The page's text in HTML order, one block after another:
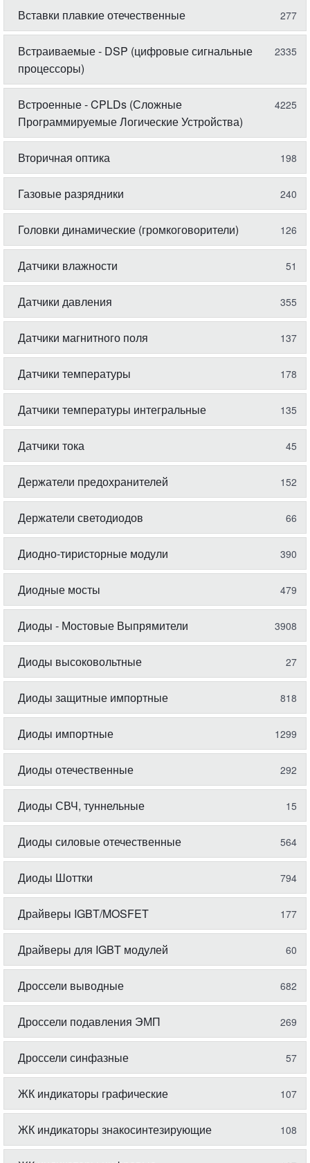
Вставки плавкие отечественные 277
Встраиваемые - DSP (цифровые сигнальные
процессоры)
2335
Встроенные - CPLDs (Сложные
Программируемые Логические Устройства)
4225
Вторичная оптика 198
Газовые разрядники 240
Головки динамические (громкоговорители) 126
Датчики влажности 51
Датчики давления 355
Датчики магнитного поля 137
Датчики температуры 178
Датчики температуры интегральные 135
Датчики тока 45
Держатели предохранителей 152
Держатели светодиодов 66
Диодно-тиристорные модули 390
Диодные мосты 479
Диоды - Мостовые Выпрямители 3908
Диоды высоковольтные 27
Диоды защитные импортные 818
Диоды импортные 1299
Диоды отечественные 292
Диоды СВЧ, туннельные 15
Диоды силовые отечественные 564
Диоды Шоттки 794
Драйверы IGBT/MOSFET 177
Драйверы для IGBT модулей 60
Дроссели выводные 682
Дроссели подавления ЭМП 269
Дроссели синфазные 57
ЖК индикаторы графические 107
ЖК индикаторы знакосинтезирующие 108